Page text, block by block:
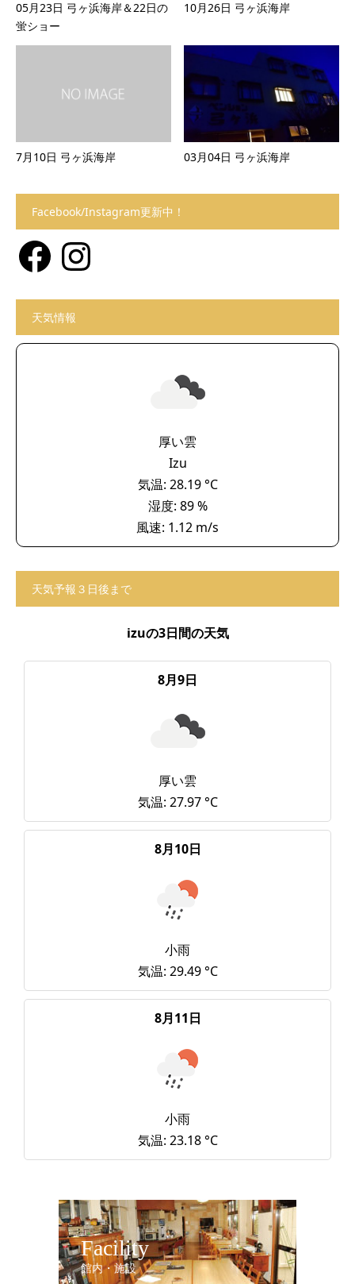
05月23日 弓ヶ浜海岸＆22日の
蛍ショー
10月26日 弓ヶ浜海岸
7月10日 弓ヶ浜海岸 03月04日 弓ヶ浜海岸
Facebook/Instagram更新中！
FacebookInstagram
天気情報
厚い雲
Izu
気温: 28.19 °C
湿度: 89 %
風速: 1.12 m/s
天気予報３日後まで
izuの3日間の天気
8月9日
厚い雲
気温: 27.97 °C
8月10日
小雨
気温: 29.49 °C
8月11日
小雨
気温: 23.18 °C
Facility
館内・施設